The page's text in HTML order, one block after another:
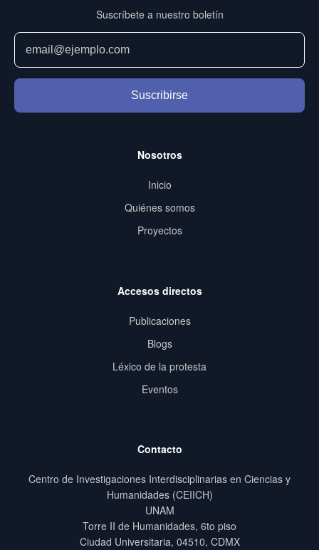
Suscríbete a nuestro boletín
Suscribirse
Nosotros
Inicio
Quiénes somos
Proyectos
Accesos directos
Publicaciones
Blogs
Léxico de la protesta
Eventos
Contacto
Centro de Investigaciones Interdisciplinarias en Ciencias y
Humanidades (CEIICH)
UNAM
Torre II de Humanidades, 6to piso
Ciudad Universitaria, 04510, CDMX